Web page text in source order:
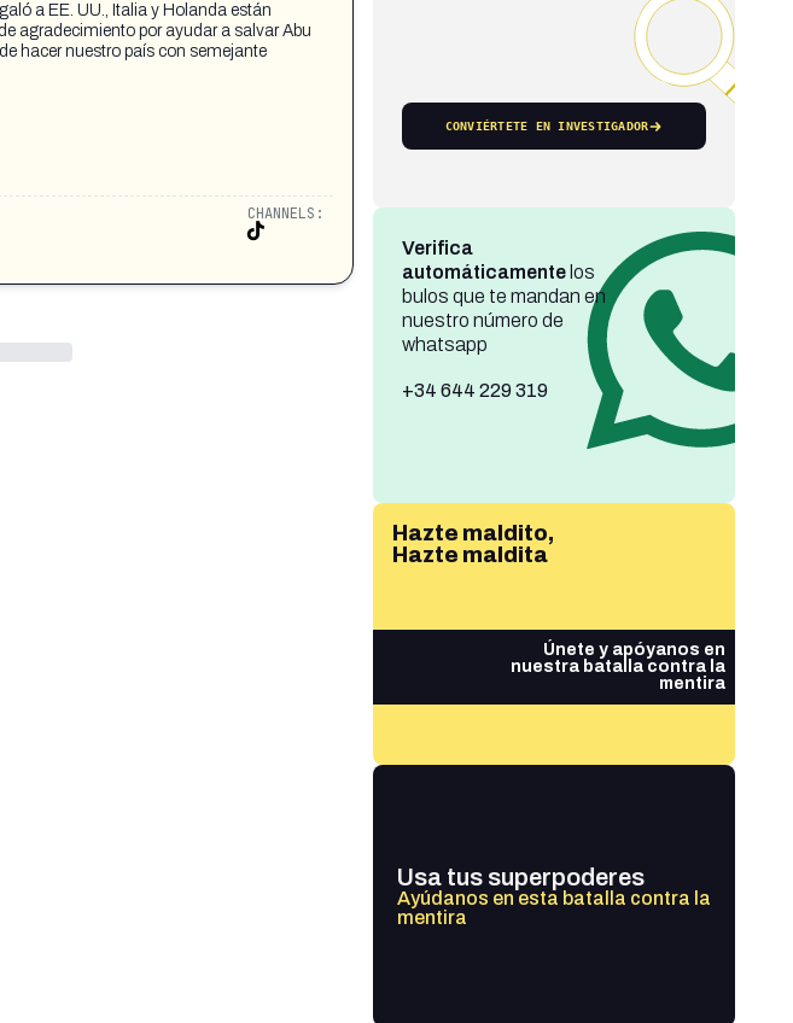
a EE. UU., Italia y Holanda están
agradecimiento por ayudar a salvar Abu
hacer nuestro país con semejante
CHANNELS:
CONVIÉRTETE EN INVESTIGADOR
Verifica
automáticamentelos
bulos que te mandan en
nuestro número de
whatsapp
+34 644 229 319
Hazte maldito,
Hazte maldita
Únete y apóyanos en
nuestra batalla contra la
mentira
Usa tus superpoderes
Ayúdanos en esta batalla contra la
mentira